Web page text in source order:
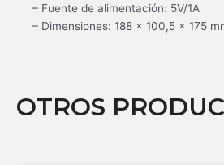
– Fuente de alimentación: 5V/1A
– Dimensiones: 188 x 100,5 x 175
OTROS